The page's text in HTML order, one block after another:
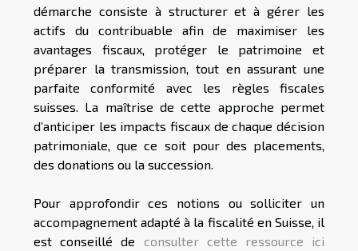
démarche consiste à structurer et à gérer les
actifs du contribuable afin de maximiser les
avantages fiscaux, protéger le patrimoine et
préparer la transmission, tout en assurant une
parfaite conformité avec les règles fiscales
suisses. La maîtrise de cette approche permet
d’anticiper les impacts fiscaux de chaque décision
patrimoniale, que ce soit pour des placements,
des donations ou la succession.
Pour approfondir ces notions ou solliciter un
accompagnement adapté à la fiscalité en Suisse, il
est conseillé de consulter cette ressource ici